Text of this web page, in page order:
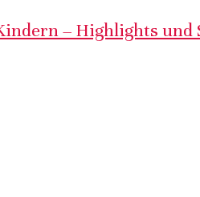
– Highlights und